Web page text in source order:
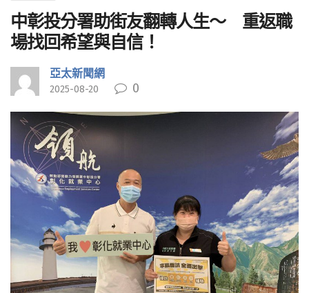
中彰投分署助街友翻轉人生～ 重返職
場找回希望與自信！
亞太新聞網
2025-08-20 0